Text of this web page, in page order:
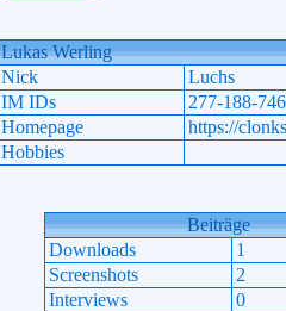
Lukas Werling
Nick
Luchs
IM IDs
277-188-
Homepage
https://
Hobbies
Beiträge
Downloads
1
Screenshots
2
Interviews
0